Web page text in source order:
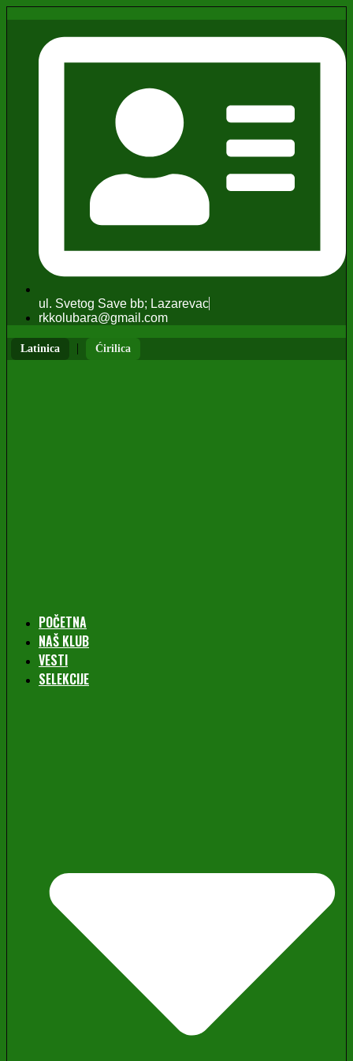
ul. Svetog Save bb; Lazarevac
rkkolubara@gmail.com
Latinica | Ćirilica
POČETNA
NAŠ KLUB
VESTI
SELEKCIJE